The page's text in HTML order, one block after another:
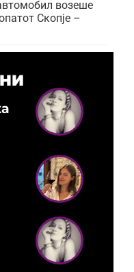
возеше
Скопје –